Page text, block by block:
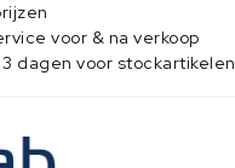
voor & na verkoop
3 dagen voor stockartikelen